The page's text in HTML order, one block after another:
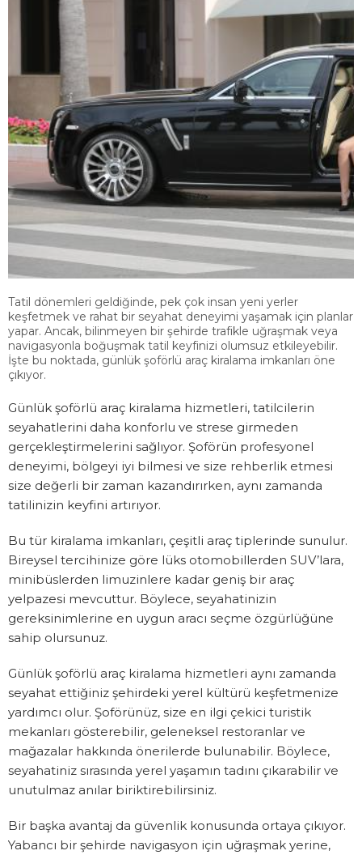
Tatil dönemleri geldiğinde, pek çok insan yeni yerler
keşfetmek ve rahat bir seyahat deneyimi yaşamak için planlar
yapar. Ancak, bilinmeyen bir şehirde trafikle uğraşmak veya
navigasyonla boğuşmak tatil keyfinizi olumsuz etkileyebilir.
İşte bu noktada, günlük şoförlü araç kiralama imkanları öne
çıkıyor.
Günlük şoförlü araç kiralama hizmetleri, tatilcilerin
seyahatlerini daha konforlu ve strese girmeden
gerçekleştirmelerini sağlıyor. Şoförün profesyonel
deneyimi, bölgeyi iyi bilmesi ve size rehberlik etmesi
size değerli bir zaman kazandırırken, aynı zamanda
tatilinizin keyfini artırıyor.
Bu tür kiralama imkanları, çeşitli araç tiplerinde sunulur.
Bireysel tercihinize göre lüks otomobillerden SUV’lara,
minibüslerden limuzinlere kadar geniş bir araç
yelpazesi mevcuttur. Böylece, seyahatinizin
gereksinimlerine en uygun aracı seçme özgürlüğüne
sahip olursunuz.
Günlük şoförlü araç kiralama hizmetleri aynı zamanda
seyahat ettiğiniz şehirdeki yerel kültürü keşfetmenize
yardımcı olur. Şoförünüz, size en ilgi çekici turistik
mekanları gösterebilir, geleneksel restoranlar ve
mağazalar hakkında önerilerde bulunabilir. Böylece,
seyahatiniz sırasında yerel yaşamın tadını çıkarabilir ve
unutulmaz anılar biriktirebilirsiniz.
Bir başka avantaj da güvenlik konusunda ortaya çıkıyor.
Yabancı bir şehirde navigasyon için uğraşmak yerine,